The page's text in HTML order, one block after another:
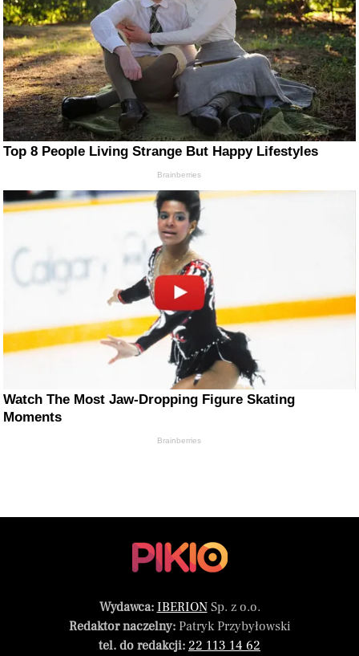
Top 8 People Living Strange But Happy Lifestyles
Brainberries
Watch The Most Jaw‑Dropping Figure Skating
Moments
Brainberries
Wydawca: IBERIONSp. z o.o.
Redaktor naczelny:Patryk Przybyłowski
tel. do redakcji: 22 113 14 62